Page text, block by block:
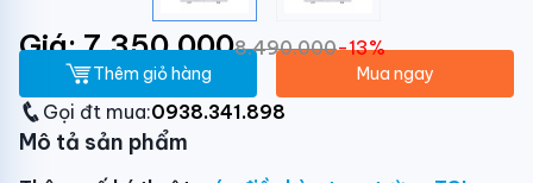
Giá: 7.350.0008.490.000-13%
Thêm giỏ hàng Mua ngay
Gọi đt mua:0938.341.898
Mô tả sản phẩm